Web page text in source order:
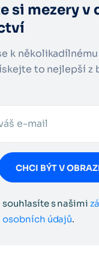
si mezery v
k
to nejlepší z
CHCI BÝT V
s našimi
osobních údajů.